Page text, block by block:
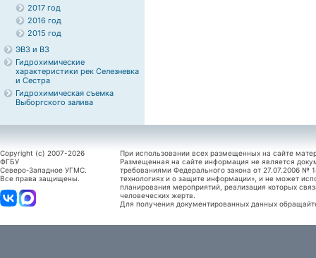
2017 год
2016 год
2015 год
ЭВЗ и ВЗ
Гидрохимические
характеристики рек Селезневка
и Сестра
Гидрохимическая съемка
Выборгского залива
Copyright (c) 2007-2026
ФГБУ
Северо-Западное УГМС.
Все права защищены.
При использовании всех размещенных на сайте
Размещенная на сайте информация не является
требованиями Федерального закона от 27.07.2006
технологиях и о защите информации», и не может
планирования мероприятий, реализация которых
человеческих жертв.
Для получения документированных данных